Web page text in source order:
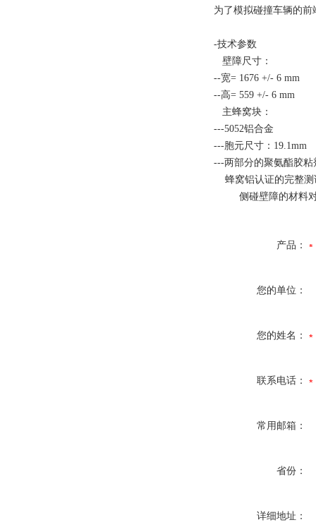
为了模拟碰撞车辆的
-技术参数
壁障尺寸：
--宽= 1676 +/- 6 mm
--高= 559 +/- 6 mm
主蜂窝块：
---5052铝合金
---胞元尺寸：19.1mm
---两部分的聚氨酯胶
蜂窝铝认证的完整测
侧碰壁障的材料对于
产品：
您的单位：
您的姓名：
联系电话：
常用邮箱：
省份：
详细地址：